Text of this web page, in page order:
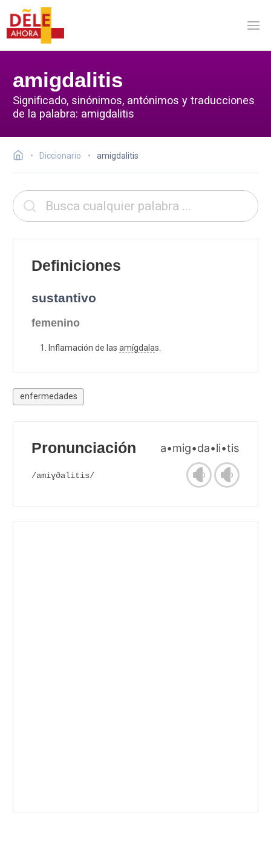
amigdalitis
Significado, sinónimos, antónimos y traducciones
de la palabra: amigdalitis
Diccionario amigdalitis
Definiciones
sustantivo
femenino
Inflamación de las amígdalas.
enfermedades
Pronunciación a•mig•da•li•tis
/amiɣðalitis/